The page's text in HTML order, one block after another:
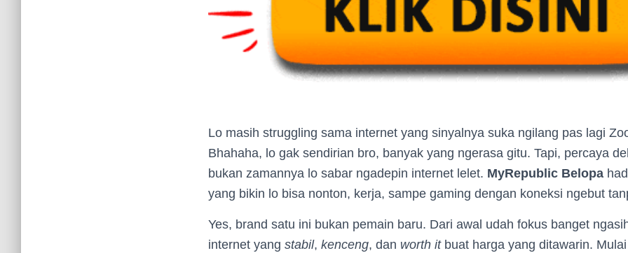
Lo masih struggling sama internet yang sinyalnya suka ngilang pas lagi
Bhahaha, lo gak sendirian bro, banyak yang ngerasa gitu. Tapi, percaya
bukan zamannya lo sabar ngadepin internet lelet. MyRepublic Belopa
yang bikin lo bisa nonton, kerja, sampe gaming dengan koneksi ngebut
Yes, brand satu ini bukan pemain baru. Dari awal udah fokus banget
internet yang stabil, kenceng, dan worth itbuat harga yang ditawarin.